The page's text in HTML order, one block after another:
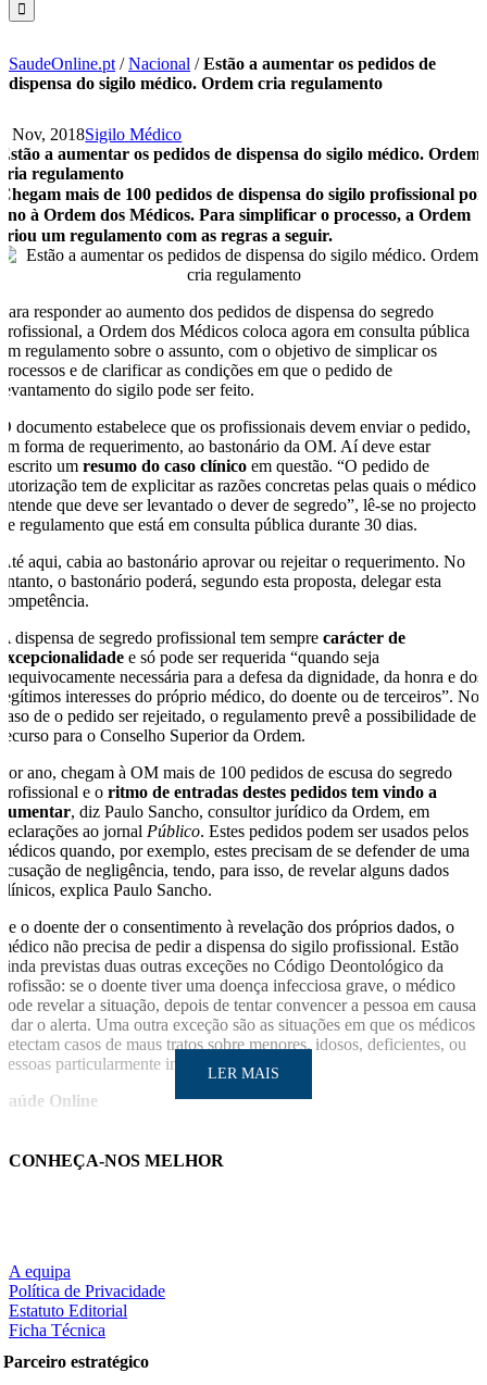
SaudeOnline.pt /Nacional /Estão a aumentar os pedidos de
dispensa do sigilo médico. Ordem cria regulamento
8 Nov, 2018Sigilo Médico
Estão a aumentar os pedidos de dispensa do sigilo médico. Ordem
cria regulamento
Chegam mais de 100 pedidos de dispensa do sigilo profissional por
ano à Ordem dos Médicos. Para simplificar o processo, a Ordem
criou um regulamento com as regras a seguir.
Para responder ao aumento dos pedidos de dispensa do segredo
profissional, a Ordem dos Médicos coloca agora em consulta pública
um regulamento sobre o assunto, com o objetivo de simplicar os
processos e de clarificar as condições em que o pedido de
levantamento do sigilo pode ser feito.
O documento estabelece que os profissionais devem enviar o pedido,
em forma de requerimento, ao bastonário da OM. Aí deve estar
descrito umresumo do caso clínico em questão. “O pedido de
autorização tem de explicitar as razões concretas pelas quais o médico
entende que deve ser levantado o dever de segredo”, lê-se no projecto
de regulamento que está em consulta pública durante 30 dias.
Até aqui, cabia ao bastonário aprovar ou rejeitar o requerimento. No
entanto, o bastonário poderá, segundo esta proposta, delegar esta
competência.
A dispensa de segredo profissional tem semprecarácter de
excepcionalidade e só pode ser requerida “quando seja
inequivocamente necessária para a defesa da dignidade, da honra e dos
legítimos interesses do próprio médico, do doente ou de terceiros”. No
caso de o pedido ser rejeitado, o regulamento prevê a possibilidade de
recurso para o Conselho Superior da Ordem.
Por ano, chegam à OM mais de 100 pedidos de escusa do segredo
profissional e oritmo de entradas destes pedidos tem vindo a
aumentar, diz Paulo Sancho, consultor jurídico da Ordem, em
declarações ao jornal Público. Estes pedidos podem ser usados pelos
médicos quando, por exemplo, estes precisam de se defender de uma
acusação de negligência, tendo, para isso, de revelar alguns dados
clínicos, explica Paulo Sancho.
Se o doente der o consentimento à revelação dos próprios dados, o
médico não precisa de pedir a dispensa do sigilo profissional. Estão
ainda previstas duas outras exceções no Código Deontológico da
profissão: se o doente tiver uma doença infecciosa grave, o médico
pode revelar a situação, depois de tentar convencer a pessoa em causa
a dar o alerta. Uma outra exceção são as situações em que os médicos
detectam casos de maus tratos sobre menores, idosos, deficientes, ou
pessoas particularmente indefesas.
Saúde Online
Partilhe nas redes sociais:
LER MAIS
CONHEÇA-NOS MELHOR
A equipa
Política de Privacidade
Estatuto Editorial
Ficha Técnica
Parceiro estratégico